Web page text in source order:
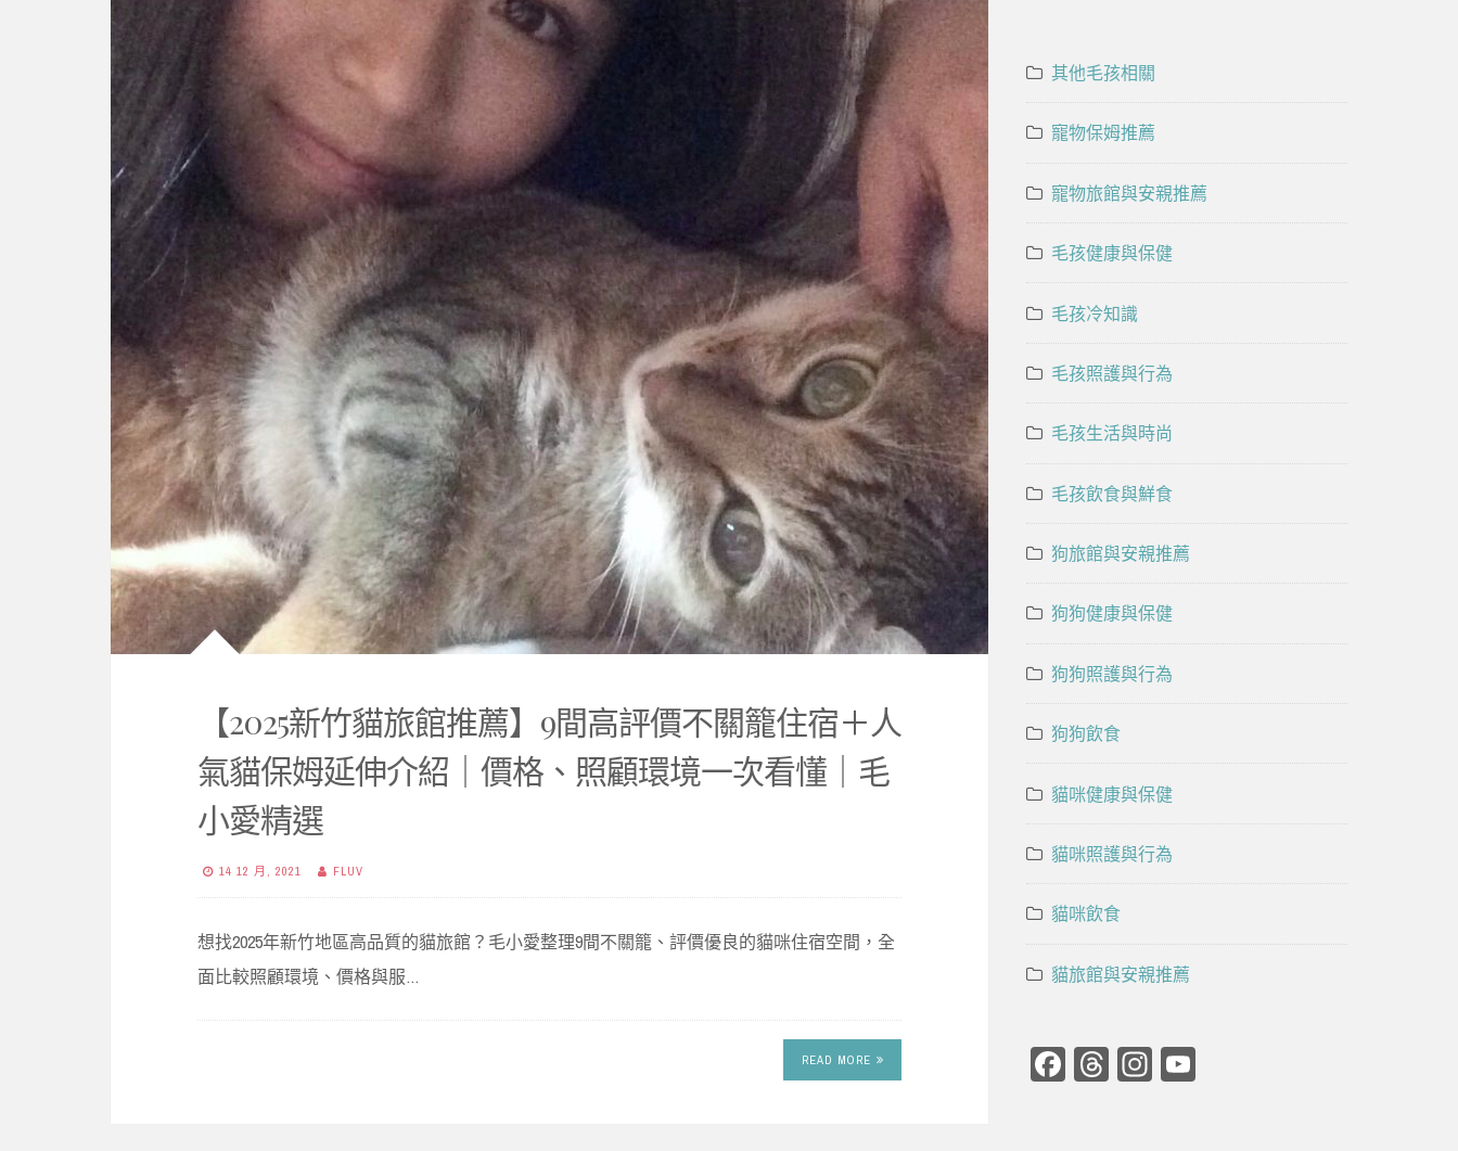
【2025新竹貓旅館推薦】9間高評價不關籠住宿＋人
氣貓保姆延伸介紹｜價格、照顧環境一次看懂｜毛
小愛精選
14 12 月, 2021 FLUV
想找2025年新竹地區高品質的貓旅館？毛小愛整理9間不關籠、評價優良的貓咪住宿空間，全
面比較照顧環境、價格與服…
READ MORE
其他毛孩相關
寵物保姆推薦
寵物旅館與安親推薦
毛孩健康與保健
毛孩冷知識
毛孩照護與行為
毛孩生活與時尚
毛孩飲食與鮮食
狗旅館與安親推薦
狗狗健康與保健
狗狗照護與行為
狗狗飲食
貓咪健康與保健
貓咪照護與行為
貓咪飲食
貓旅館與安親推薦
Facebook
ThreadsInstagram
YouTube